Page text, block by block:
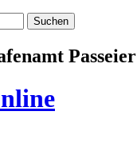
Passeier